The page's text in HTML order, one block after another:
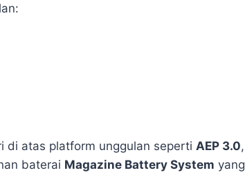
di atas platform unggulan seperti AEP 3.0,
baterai Magazine Battery System